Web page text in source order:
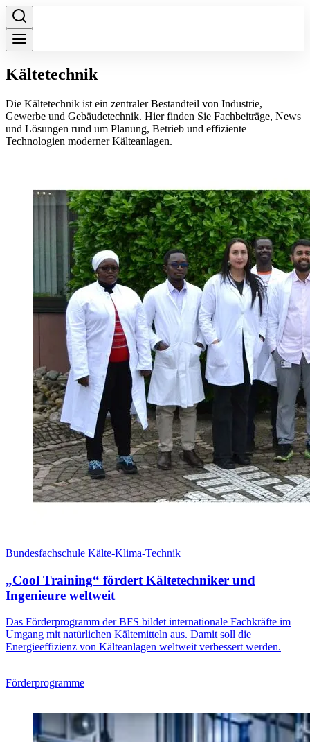
Kältetechnik
Die Kältetechnik ist ein zentraler Bestandteil von Industrie,
Gewerbe und Gebäudetechnik. Hier finden Sie Fachbeiträge, News
und Lösungen rund um Planung, Betrieb und effiziente
Technologien moderner Kälteanlagen.
Bundesfachschule Kälte-Klima-Technik
„Cool Training“ fördert Kältetechniker und
Ingenieure weltweit
Das Förderprogramm der BFS bildet internationale Fachkräfte im
Umgang mit natürlichen Kältemitteln aus. Damit soll die
Energieeffizienz von Kälteanlagen weltweit verbessert werden.
Förderprogramme